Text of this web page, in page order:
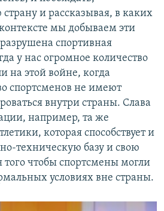
и рассказывая, в каких
мы добываем эти
спортивная
у нас огромное количество
на этой войне, когда
спортсменов не имеют
внутри страны. Слава
например, та же
которая способствует и
техническую базу и свою
того чтобы спортсмены могли
условиях вне страны.